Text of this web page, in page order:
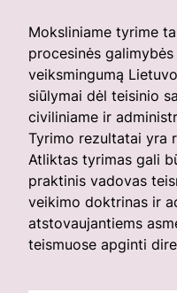
Moksliniame tyrime
procesinės
veiksmingumą
siūlymai dėl teisinio
civiliniame ir
Tyrimo rezultatai yra
Atliktas tyrimas gali
praktinis vadovas
veikimo doktrinas ir
atstovaujantiems
teismuose apginti